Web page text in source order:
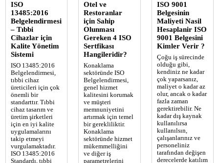
ISO
13485:2016
Belgelendirmesi
– Tıbbi
Cihazlar için
Kalite Yönetim
Sistemi
ISO 13485:2016
Belgelendirmesi,
tıbbi cihaz
üreticileri için çok
önemli bir
standarttır. Tıbbi
cihaz tasarım ve
üretim şirketleri
için en iyi kalite
uygulamalarını
takip etmeyi
vurgulamaktadır.
ISO 13485:2016
Standardı, tıbbi
Otel ve
Restoranlar
için Sahip
Olunması
Gereken 4 ISO
Sertfikası
Hangileridir?
Konaklama
sektöründe ISO
Belgelendirmesi,
genel hizmet
kalitesini korumak
ve müşteri
memnuniyetini
artırmak için temel
bir gerekliliktir.
Konaklama
sektöründe hizmet
mükemmelliğini
ve diğer iş
parametrelerini
ISO 9001
Belgesinin
Maliyeti Nasil
Hesaplanir ISO
9001 Belgesini
Kimler Verir ?
Çoğu iş sürecinde
olduğu gibi,
kendiniz ne kadar
çok yaparsanız,
maliyet o kadar az
olur, ancak o kadar
fazla zaman
gerektirebilir. Ne
kadar dış kaynak
kullanılırsa
kullanılsın,
çalışanlarınız ve
personeliniz
tarafından değişen
derecelerde katılım